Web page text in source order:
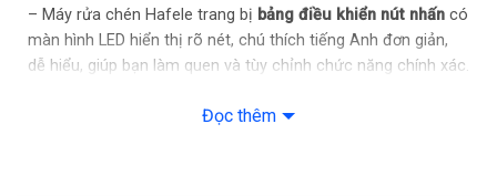
– Máy rửa chén Hafele trang bị bảng điều khiển nút nhấn có
màn hình LED hiển thị rõ nét, chú thích tiếng Anh đơn giản,
dễ hiểu, giúp bạn làm quen và tùy chỉnh chức năng chính xác.
Đọc thêm